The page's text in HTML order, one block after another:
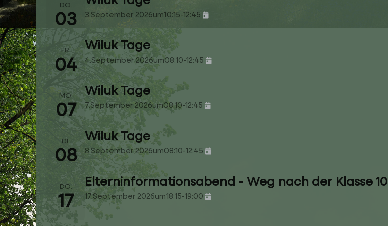
DO.
03 3.September 2026um10:15-12:45
FR.
04
Wiluk Tage
4.September 2026um08:10-12:45
MO.
07
Wiluk Tage
7.September 2026um08:10-12:45
DI.
08
Wiluk Tage
8.September 2026um08:10-12:45
DO.
17
Elterninformationsabend - Weg nach der Klasse 10
17.September 2026um18:15-19:00